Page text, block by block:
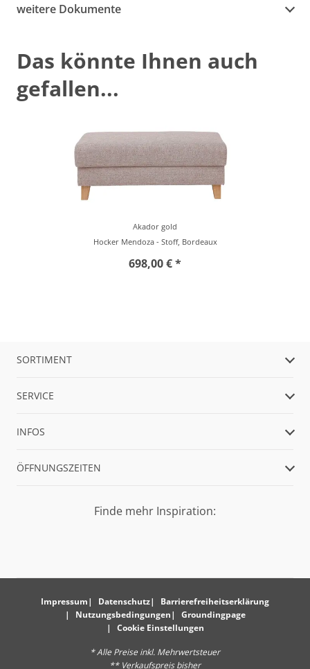
weitere Dokumente
Das könnte Ihnen auch
gefallen...
Akador gold
Hocker Mendoza - Stoff, Bordeaux
698,00 € *
SORTIMENT
SERVICE
INFOS
ÖFFNUNGSZEITEN
Finde mehr Inspiration:
Impressum Datenschutz
Barrierefreiheitserklärung
Nutzungsbedingungen
Groundingpage
Cookie Einstellungen
* Alle Preise inkl. Mehrwertsteuer
** Verkaufspreis bisher